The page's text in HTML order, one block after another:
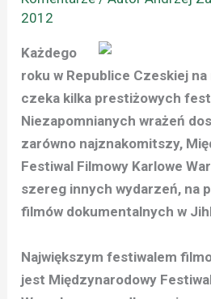
2012
Każdego
roku w Republice Czeskiej na
czeka kilka prestiżowych
Niezapomnianych wrażeń
zarówno najznakomitszy,
Festiwal Filmowy Karlowe
szereg innych wydarzeń, na
filmów dokumentalnych w
Największym festiwalem
jest Międzynarodowy